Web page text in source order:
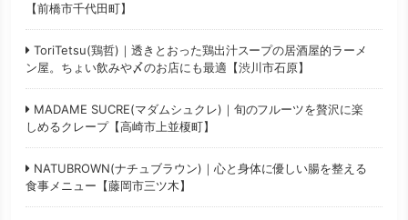
【前橋市千代田町】
ToriTetsu(鶏哲)｜透きとおった鶏出汁スープの居酒屋的ラーメ
ン屋。ちょい飲みや〆のお店にも最適【渋川市石原】
MADAME SUCRE(マダムシュクレ)｜旬のフルーツを贅沢に楽
しめるクレープ【高崎市上並榎町】
NATUBROWN(ナチュブラウン)｜心と身体に優しい腸を整える
食事メニュー【藤岡市三ツ木】